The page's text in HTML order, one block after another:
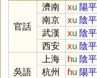
官話
濟南 xu 陽
南京
xu 陰
武漢
xu 陰
西安
xu 陰
吳語
上海 hu 陰
杭州
ɦu 陽